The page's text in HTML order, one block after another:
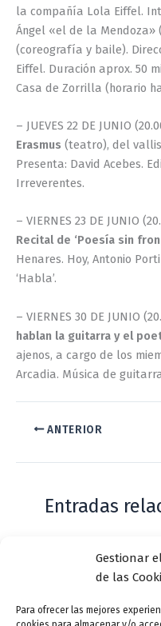
Gestionar
de las
Para ofrecer las mejores
la compañía Lola Eiffel.
Ángel «el de la
(coreografía y baile).
Eiffel. Duración aprox. 50
Casa de Zorrilla (horario
– JUEVES 22 DE JUNIO
Erasmus (teatro), del
Presenta: David Acebes.
Irreverentes.
– VIERNES 23 DE JUNIO
Recital de ‘Poesía sin
Henares. Hoy, Antonio
‘Habla’.
– VIERNES 30 DE JUNIO
hablan la guitarra y el
ajenos, a cargo de los
Arcadia. Música de
ANTERIOR
Entradas
Casa de Zorrilla
aniversario del
Tenorio